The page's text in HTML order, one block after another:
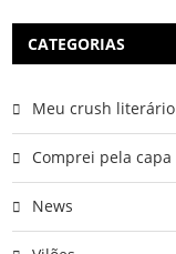
CATEGORIAS
Meu crush literário
Comprei pela capa
News